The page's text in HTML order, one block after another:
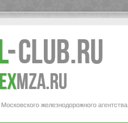
-Club.RU
exMZA.RU
железнодорожного агентства